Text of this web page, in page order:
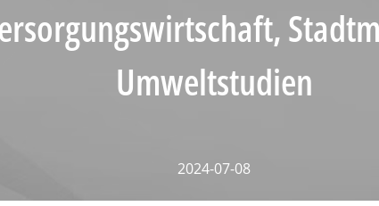
Umweltstudien
2024-07-08